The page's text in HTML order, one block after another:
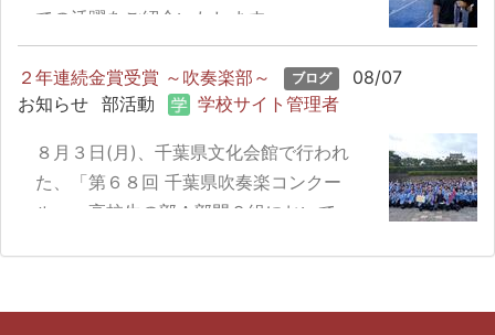
での活躍をご紹介いたします。
２年連続金賞受賞 ～吹奏楽部～ ブログ
08/07
お知らせ 部活動 学校サイト管理者
８月３日(月)、千葉県文化会館で行われ
た、「第６８回 千葉県吹奏楽コンクー
ル」、高校生の部Ａ部門２組において、本